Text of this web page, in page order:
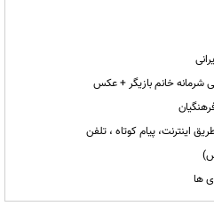
شرمانه خانم بازیگر + عکس
اینترنت، پیام کوتاه ، تلفن
ها